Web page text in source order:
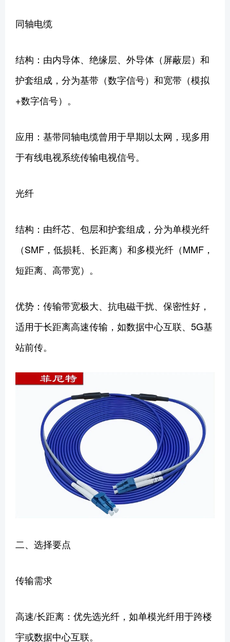
同轴电缆
结构：由内导体、绝缘层、外导体（屏蔽层）和
护套组成，分为基带（数字信号）和宽带（模拟
+数字信号）。
应用：基带同轴电缆曾用于早期以太网，现多用
于有线电视系统传输电视信号。
光纤
结构：由纤芯、包层和护套组成，分为单模光纤
（SMF，低损耗、长距离）和多模光纤（MMF，
短距离、高带宽）。
优势：传输带宽极大、抗电磁干扰、保密性好，
适用于长距离高速传输，如数据中心互联、5G基
站前传。
二、选择要点
传输需求
高速/长距离：优先选光纤，如单模光纤用于跨楼
宇或数据中心互联。